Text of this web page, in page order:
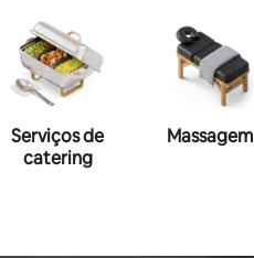
Serviços de
catering
Massagem